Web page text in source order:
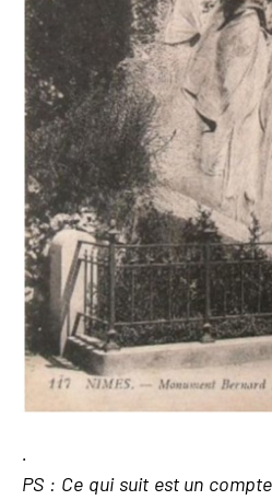
.
PS : Ce qui suit est un